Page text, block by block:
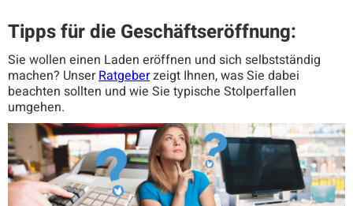
Tipps für die Geschäftseröffnung:
Sie wollen einen Laden eröffnen und sich selbstständig
machen? UnserRatgeberzeigt Ihnen, was Sie dabei
beachten sollten und wie Sie typische Stolperfallen
umgehen.